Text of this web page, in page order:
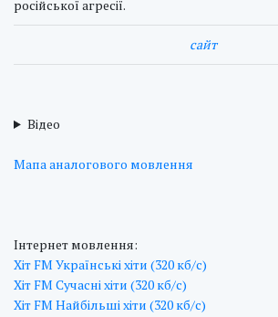
російської агресії.
cайт
Відео
Мапа аналогового мовлення
Інтернет мовлення:
Хіт FM Українські хіти (320 кб/с)
Хіт FM Сучасні хіти (320 кб/с)
Хіт FM Найбільші хіти (320 кб/с)